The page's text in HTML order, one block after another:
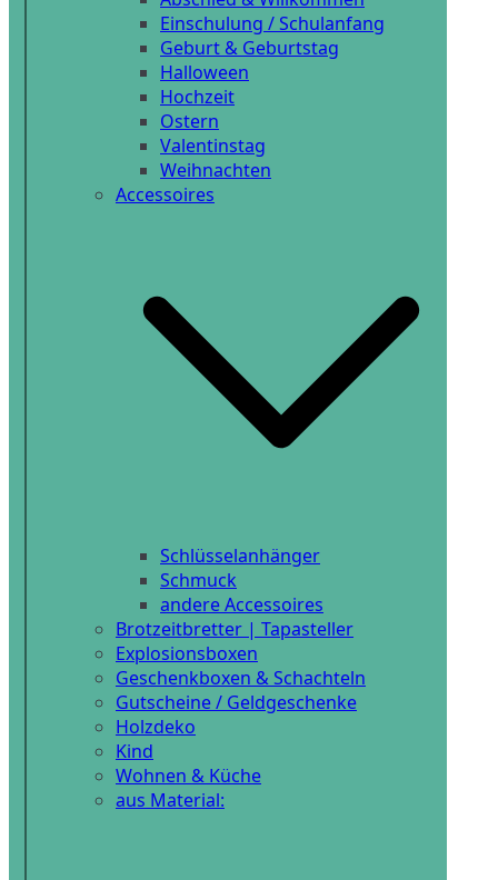
Einschulung / Schulanfang
Geburt & Geburtstag
Halloween
Hochzeit
Ostern
Valentinstag
Weihnachten
Accessoires
Schlüsselanhänger
Schmuck
andere Accessoires
Brotzeitbretter | Tapasteller
Explosionsboxen
Geschenkboxen & Schachteln
Gutscheine / Geldgeschenke
Holzdeko
Kind
Wohnen & Küche
aus Material: